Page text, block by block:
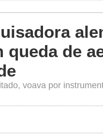
queda de
voava por